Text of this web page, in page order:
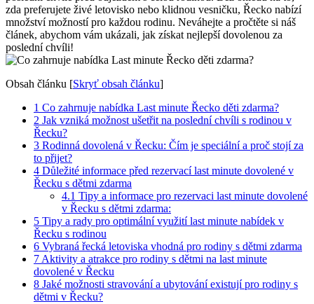
zda preferujete živé letovisko nebo klidnou vesničku, Řecko nabízí
množství možností pro každou rodinu. Neváhejte a pročtěte si náš
článek, abychom vám ukázali, jak získat nejlepší dovolenou za
poslední chvíli!
Obsah článku [Skryť obsah článku]
1 Co zahrnuje nabídka Last minute Řecko děti zdarma?
2 Jak vzniká možnost ušetřit na poslední chvíli s rodinou v
Řecku?
3 Rodinná dovolená v Řecku: Čím je speciální a proč stojí za
to přijet?
4 Důležité informace před rezervací last minute dovolené v
Řecku s dětmi zdarma
4.1 Tipy a informace pro rezervaci last minute dovolené
v Řecku s dětmi zdarma:
5 Tipy a rady pro optimální využití last minute nabídek v
Řecku s rodinou
6 Vybraná řecká letoviska vhodná pro rodiny s dětmi zdarma
7 Aktivity a atrakce pro rodiny s dětmi na last minute
dovolené v Řecku
8 Jaké možnosti stravování a ubytování existují pro rodiny s
dětmi v Řecku?